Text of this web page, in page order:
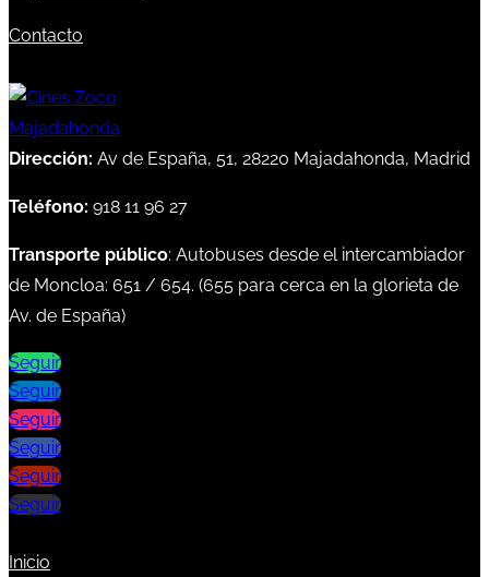
Contacto
Dirección: Av de España, 51, 28220 Majadahonda, Madrid
Teléfono: 918 11 96 27
Transporte público: Autobuses desde el intercambiador
de Moncloa: 651 / 654. (655 para cerca en la glorieta de
Av. de España)
Seguir
Seguir
Seguir
Seguir
Seguir
Seguir
Inicio